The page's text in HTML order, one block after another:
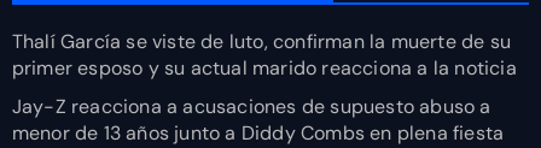
Thalí García se viste de luto, confirman la muerte de su
primer esposo y su actual marido reacciona a la noticia
Jay-Z reacciona a acusaciones de supuesto abuso a
menor de 13 años junto a Diddy Combs en plena fiesta